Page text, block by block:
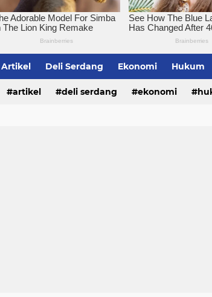
Artikel Deli Serdang Ekonomi Hukum
Sumatera Utara Tebing Tinggi
artikel deli serdang ekonomi